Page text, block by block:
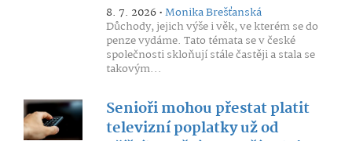
8. 7. 2026 •Monika Brešťanská
Důchody, jejich výše i věk, ve kterém se do
penze vydáme. Tato témata se v české
společnosti skloňují stále častěji a stala se
takovým...
Senioři mohou přestat platit
televizní poplatky už od